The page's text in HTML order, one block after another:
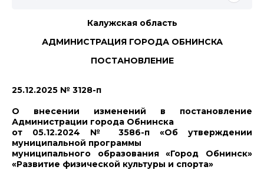
Калужская область
АДМИНИСТРАЦИЯ ГОРОДА ОБНИНСКА
ПОСТАНОВЛЕНИЕ
25.12.2025 № 3128-п
О внесении изменений в постановление
Администрации города Обнинска
от 05.12.2024 № 3586-п «Об утверждении
муниципальной программы
муниципального образования «Город Обнинск»
«Развитие физической культуры и спорта»